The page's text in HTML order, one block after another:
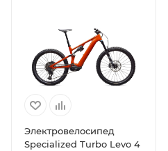
Электровелосипед
Specialized Turbo Levo 4